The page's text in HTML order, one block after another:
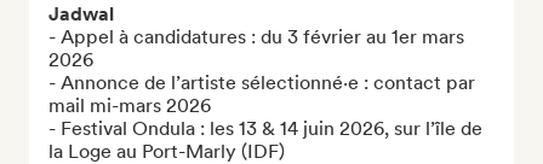
Jadwal
- Appel à candidatures : du 3 février au 1er mars
2026
- Annonce de l’artiste sélectionné·e : contact par
mail mi-mars 2026
- Festival Ondula : les 13 & 14 juin 2026, sur l’île de
la Loge au Port-Marly (IDF)